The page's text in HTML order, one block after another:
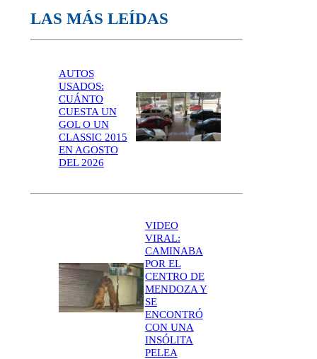
LAS MÁS LEÍDAS
AUTOS
USADOS:
CUÁNTO
CUESTA UN
GOL O UN
CLASSIC 2015
EN AGOSTO
DEL 2026
VIDEO
VIRAL:
CAMINABA
POR EL
CENTRO DE
MENDOZA Y
SE
ENCONTRÓ
CON UNA
INSÓLITA
PELEA